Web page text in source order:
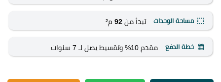
مساحة الوحدات تبدأ من 92م²
خطة الدفع مقدم 10% وتقسيط يصل لـ 7 سنوات